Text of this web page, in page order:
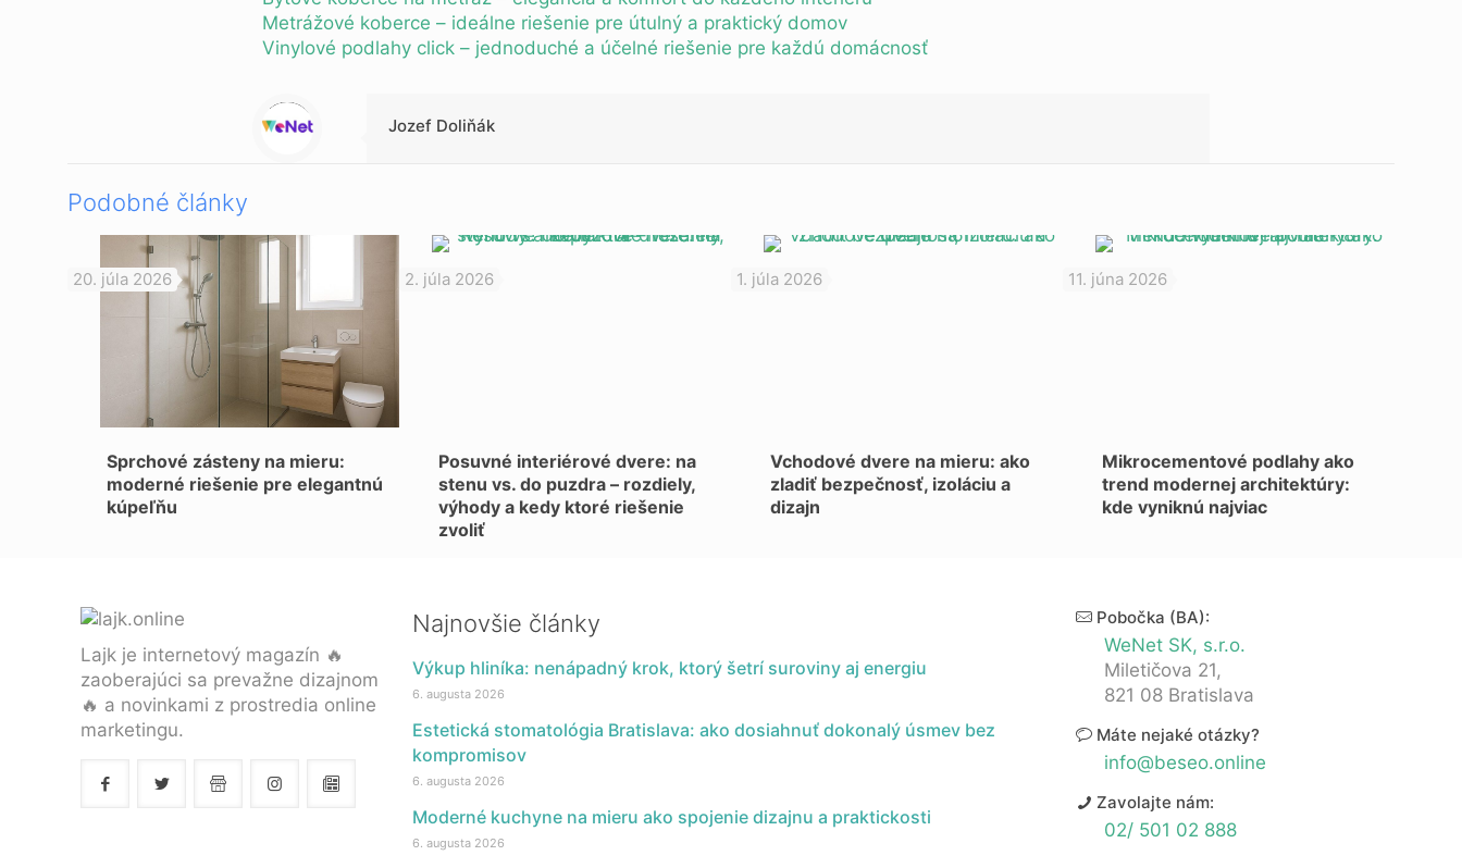
Metrážové koberce – ideálne riešenie pre útulný a praktický domov
Vinylové podlahy click – jednoduché a účelné riešenie pre každú domácnosť
Warning
: Trying to access array offset on null in
/data/1/d/1da9a732-fb3a-4804-a40f-d46885ca54ae/lajk.online/web/wp-content/themes/betheme-child/includes/content-single.php
on line
286
Jozef Doliňák
Podobné články
20. júla 2026
Sprchové zásteny na mieru:
moderné riešenie pre elegantnú
kúpeľňu
2. júla 2026
Posuvné interiérové dvere: na
stenu vs. do puzdra – rozdiely,
výhody a kedy ktoré riešenie
zvoliť
1. júla 2026
Vchodové dvere na mieru: ako
zladiť bezpečnosť, izoláciu a
dizajn
11. júna 2026
Mikrocementové podlahy ako
trend modernej architektúry:
kde vyniknú najviac
Lajk je internetový magazín 🔥
zaoberajúci sa prevažne dizajnom
🔥 a novinkami z prostredia online
marketingu.
Najnovšie články
Výkup hliníka: nenápadný krok, ktorý šetrí suroviny aj energiu
6. augusta 2026
Estetická stomatológia Bratislava: ako dosiahnuť dokonalý úsmev bez
kompromisov
6. augusta 2026
Moderné kuchyne na mieru ako spojenie dizajnu a praktickosti
6. augusta 2026
Pobočka (BA):
WeNet SK, s.r.o.
Miletičova 21,
821 08 Bratislava
Máte nejaké otázky?
info@beseo.online
Zavolajte nám:
02/ 501 02 888